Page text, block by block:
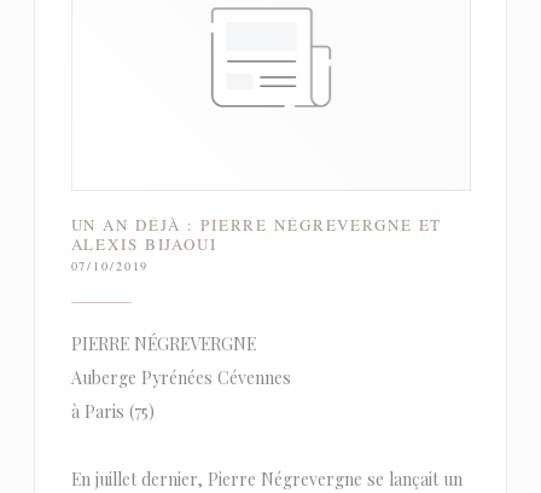
UN AN DÉJÀ : PIERRE NÉGREVERGNE ET
ALEXIS BIJAOUI
07/10/2019
PIERRE NÉGREVERGNE
Auberge Pyrénées Cévennes
à Paris (75)
En juillet dernier, Pierre Négrevergne se lançait un